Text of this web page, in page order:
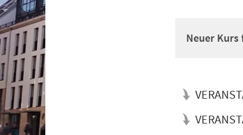
Neuer